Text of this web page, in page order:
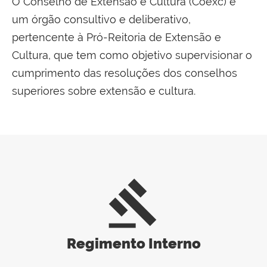
um órgão consultivo e deliberativo,
pertencente à Pró-Reitoria de Extensão e
Cultura, que tem como objetivo supervisionar o
cumprimento das resoluções dos conselhos
superiores sobre extensão e cultura.
gavel
Regimento Interno